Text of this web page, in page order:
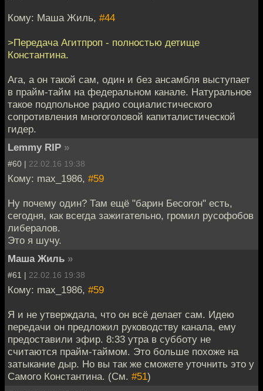
Кому: Маша Жиль, #44
>Передача Агитпроп - полностью детище
Константина.
Ага, а он такой сам, один и без ансамбля выступает
в прайм-тайм на федеральном канале. Натуральное
такое подпольное радио социалистического
сопротивления многоголовой капиталистической
гидер.
Lemmy RIP »
#60 | 22.02.16 19:38
Кому: max_1986, #59
Ну почему один? Там ещё "барин Бесогон" есть,
сегодня, как всегда зажигательно, громил русофобов
либералов.
Это я шучу.
Маша Жиль »
#61 | 22.02.16 19:38
Кому: max_1986, #59
Я и не утверждала, что он всё делает сам. Идею
передачи он предложил руководству канала, ему
предоставили эфир. 8:33 утра в субботу не
считаются прайм-таймом. Это больше похоже на
затыкание дыр. Но вы так же сможете уточнить это у
Самого Константина. (См. #51)